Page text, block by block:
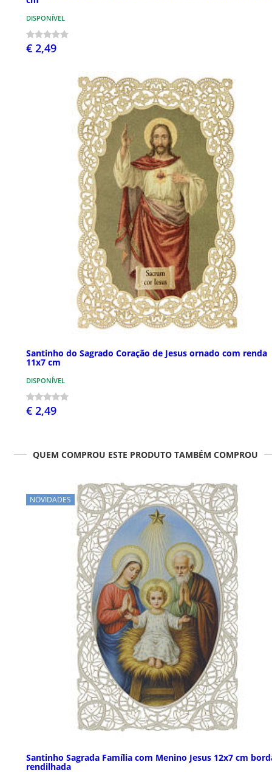
DISPONÍVEL
€ 2,49
Santinho do Sagrado Coração de Jesus ornado com renda
11x7 cm
DISPONÍVEL
€ 2,49
QUEM COMPROU ESTE PRODUTO TAMBÉM COMPROU
NOVIDADES
Santinho Sagrada Família com Menino Jesus 12x7 cm
rendilhada